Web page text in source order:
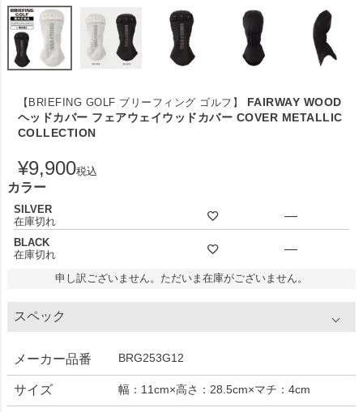
【BRIEFING GOLF ブリーフィング ゴルフ】
FAIRWAY WOOD
ヘッドカバー フェアウェイウッドカバー COVER METALLIC
COLLECTION
¥9,900税込
カラー
SILVER
在庫切れ
—
BLACK
在庫切れ
—
申し訳ございません。ただいま在庫がございません。
スペック
メーカー品番 BRG253G12
サイズ 幅：11cm×高さ：28.5cm×マチ：4cm